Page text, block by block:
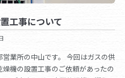
工事について
業所の中山です。 今回はガスの供
機の設置工事のご依頼があったの